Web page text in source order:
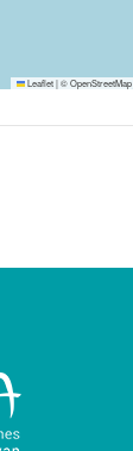
Leaflet|©OpenStreetMap